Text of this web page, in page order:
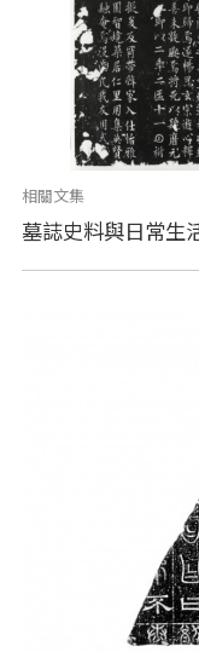
相關文集
墓誌史料與日常生